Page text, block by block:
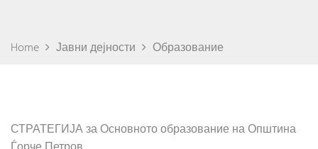
Home Јавни дејности Образование
СТРАТЕГИЈА за Основното образование на Општина